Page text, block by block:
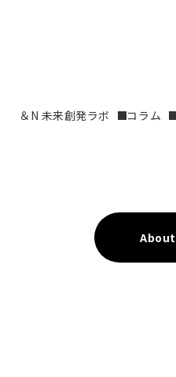
＆N 未来創発ラボ コラム
About